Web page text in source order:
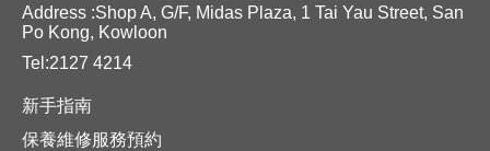
Address :Shop A, G/F, Midas Plaza, 1 Tai Yau Street, San
Po Kong, Kowloon
Tel:2127 4214
新手指南
保養維修服務預約